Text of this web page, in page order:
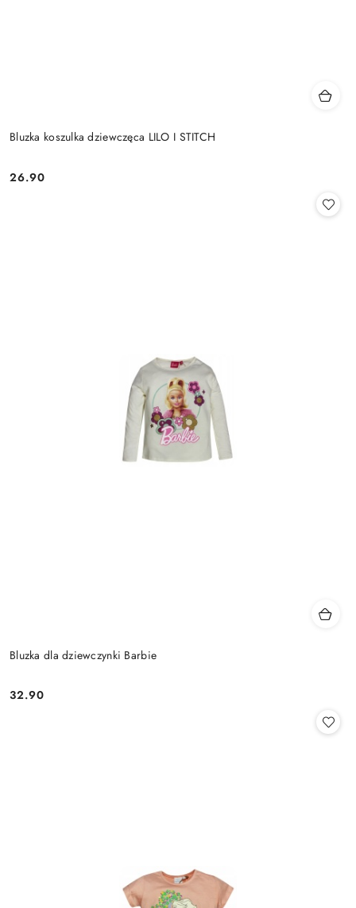
Bluzka koszulka dziewczęca LILO I STITCH
Cena:
26.90
Bluzka dla dziewczynki Barbie
Cena:
32.90